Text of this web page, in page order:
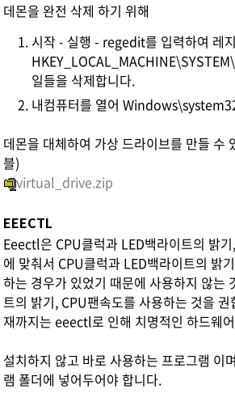
데몬을 완전 삭제 하기 위해
시작 - 실행 - regedit를 입력하여 레
일들을 삭제합니다.
내컴퓨터를 열어
데몬을 대체하여 가상 드라이브를 만들
블)
virtual_drive.zip
EEECTL
Eeectl은 CPU클럭과 LED백라이트의 밝
에 맞춰서 CPU클럭과 LED백라이트의 밝
하는 경우가 있었기 때문에 사용하지 않
트의 밝기, CPU팬속도를 사용하는 것을
재까지는 eeectl로 인해 치명적인 하드웨
설치하지 않고 바로 사용하는 프로그램 이
램 폴더에 넣어두어야 합니다.